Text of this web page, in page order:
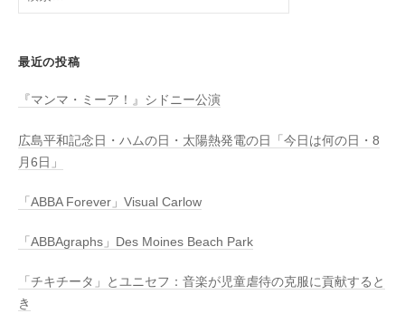
最近の投稿
『マンマ・ミーア！』シドニー公演
広島平和記念日・ハムの日・太陽熱発電の日「今日は何の日・8
月6日」
「ABBA Forever」Visual Carlow
「ABBAgraphs」Des Moines Beach Park
「チキチータ」とユニセフ：音楽が児童虐待の克服に貢献すると
き